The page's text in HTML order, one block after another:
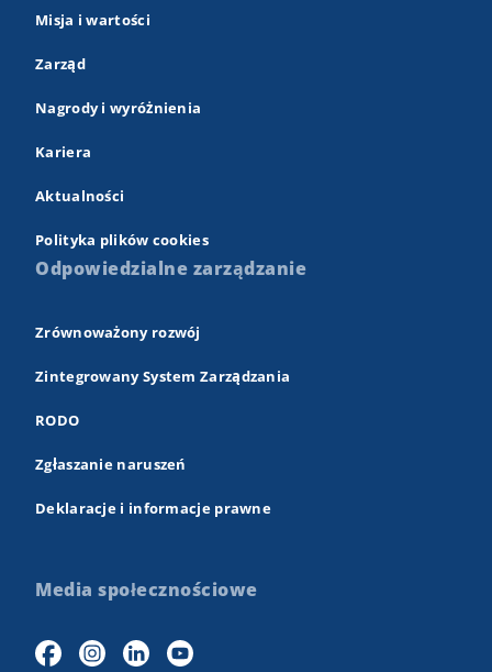
Misja i wartości
Zarząd
Nagrody i wyróżnienia
Kariera
Aktualności
Polityka plików cookies
Odpowiedzialne zarządzanie
Zrównoważony rozwój
Zintegrowany System Zarządzania
RODO
Zgłaszanie naruszeń
Deklaracje i informacje prawne
Media społecznościowe